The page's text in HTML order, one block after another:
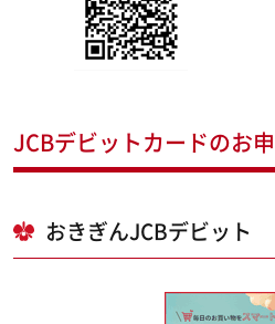
JCBデビットカードのお
おきぎんJCBデビット